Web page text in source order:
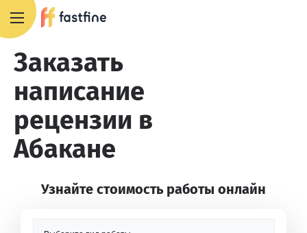
Заказать
написание
рецензии в
Абакане
Узнайте стоимость работы онлайн